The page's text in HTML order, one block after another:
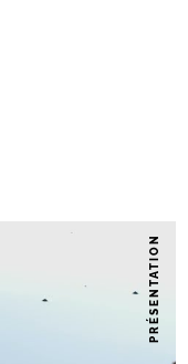
PRÉSENTATION